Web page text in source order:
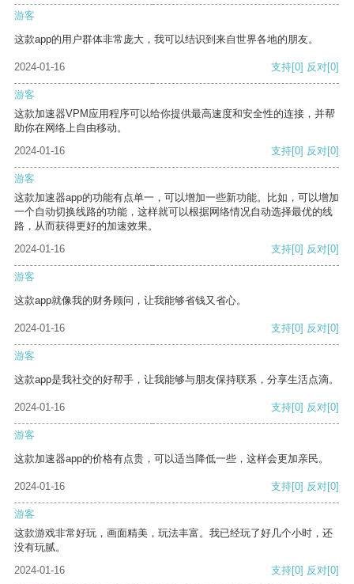
游客
这款app的用户群体非常庞大，我可以结识到来自世界各地的朋友。
2024-01-16 支持[0] 反对[0]
游客
这款加速器VPM应用程序可以给你提供最高速度和安全性的连接，并帮
助你在网络上自由移动。
2024-01-16
支持[0] 反对[0]
游客
这款加速器app的功能有点单一，可以增加一些新功能。比如，可以增加
一个自动切换线路的功能，这样就可以根据网络情况自动选择最优的线
路，从而获得更好的加速效果。
2024-01-16
支持[0] 反对[0]
游客
这款app就像我的财务顾问，让我能够省钱又省心。
2024-01-16 支持[0] 反对[0]
游客
这款app是我社交的好帮手，让我能够与朋友保持联系，分享生活点滴。
2024-01-16 支持[0] 反对[0]
游客
这款加速器app的价格有点贵，可以适当降低一些，这样会更加亲民。
2024-01-16 支持[0] 反对[0]
游客
这款游戏非常好玩，画面精美，玩法丰富。我已经玩了好几个小时，还
没有玩腻。
2024-01-16
支持[0] 反对[0]